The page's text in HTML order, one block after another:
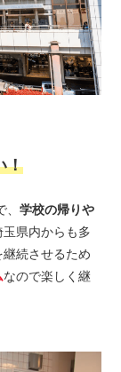
！
、学校の帰りや
県内からも多
続させるため
なので楽しく継